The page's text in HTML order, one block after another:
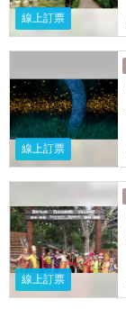
線上訂票
線上訂票
線上訂票